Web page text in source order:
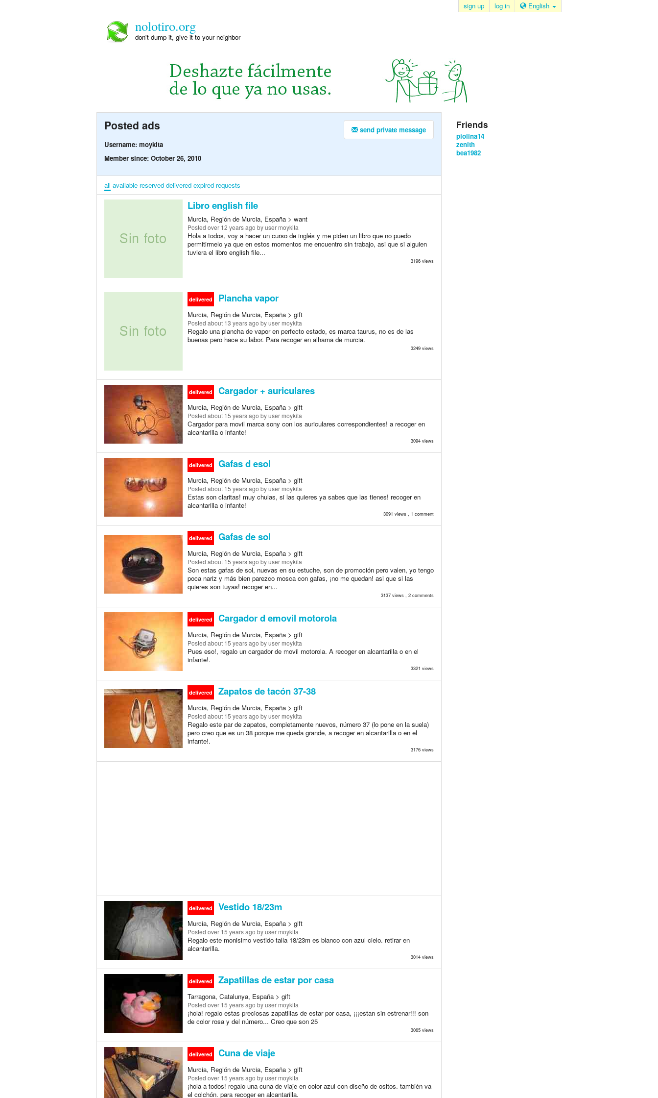
sign up log in English
nolotiro.org
don't dump it, give it to your neighbor
send private message
Posted ads
Username: moykita
Member since: October 26, 2010
all available reserved delivered expired requests
Libro english file
Murcia, Región de Murcia, España > want
Posted over 12 years ago by user moykita
Hola a todos, voy a hacer un curso de inglés y me piden un libro que no puedo
permitirmelo ya que en estos momentos me encuentro sin trabajo, asi que si alguien
tuviera el libro english file...
3196 views
delivered Plancha vapor
Murcia, Región de Murcia, España > gift
Posted about 13 years ago by user moykita
Regalo una plancha de vapor en perfecto estado, es marca taurus, no es de las
buenas pero hace su labor. Para recoger en alhama de murcia.
3249 views
delivered Cargador + auriculares
Murcia, Región de Murcia, España > gift
Posted about 15 years ago by user moykita
Cargador para movil marca sony con los auriculares correspondientes! a recoger en
alcantarilla o infante!
3094 views
delivered Gafas d esol
Murcia, Región de Murcia, España > gift
Posted about 15 years ago by user moykita
Estas son claritas! muy chulas, si las quieres ya sabes que las tienes! recoger en
alcantarilla o infante!
3091 views , 1 comment
delivered Gafas de sol
Murcia, Región de Murcia, España > gift
Posted about 15 years ago by user moykita
Son estas gafas de sol, nuevas en su estuche, son de promoción pero valen, yo tengo
poca nariz y más bien parezco mosca con gafas, ¡no me quedan! asi que si las
quieres son tuyas! recoger en...
3137 views , 2 comments
delivered Cargador d emovil motorola
Murcia, Región de Murcia, España > gift
Posted about 15 years ago by user moykita
Pues eso!, regalo un cargador de movil motorola. A recoger en alcantarilla o en el
infante!.
3321 views
delivered Zapatos de tacón 37-38
Murcia, Región de Murcia, España > gift
Posted about 15 years ago by user moykita
Regalo este par de zapatos, completamente nuevos, número 37 (lo pone en la suela)
pero creo que es un 38 porque me queda grande, a recoger en alcantarilla o en el
infante!.
3176 views
delivered Vestido 18/23m
Murcia, Región de Murcia, España > gift
Posted over 15 years ago by user moykita
Regalo este monisimo vestido talla 18/23m es blanco con azul cielo. retirar en
alcantarilla.
3014 views
delivered Zapatillas de estar por casa
Tarragona, Catalunya, España > gift
Posted over 15 years ago by user moykita
¡hola! regalo estas preciosas zapatillas de estar por casa, ¡¡¡estan sin estrenar!!! son
de color rosa y del número... Creo que son 25
3065 views
delivered Cuna de viaje
Murcia, Región de Murcia, España > gift
Posted over 15 years ago by user moykita
¡hola a todos! regalo una cuna de viaje en color azul con diseño de ositos. también va
el colchón. para recoger en alcantarilla.
Friends
piolina14
zenith
bea1982